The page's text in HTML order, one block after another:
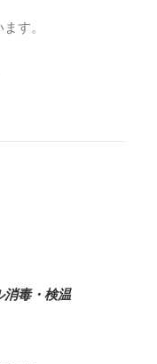
す。
消毒・検温